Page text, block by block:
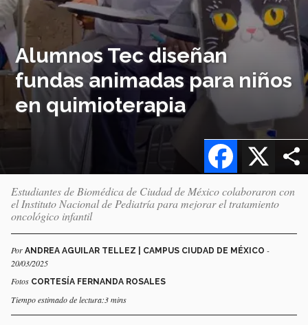
Alumnos Tec diseñan
fundas animadas para niños
en quimioterapia
X
Facebook
Estudiantes de Biomédica de Ciudad de México colaboraron con
el Instituto Nacional de Pediatría para mejorar el tratamiento
oncológico infantil
Por ANDREA AGUILAR TELLEZ | CAMPUS CIUDAD DE MÉXICO -
20/03/2025
Fotos CORTESÍA FERNANDA ROSALES
Tiempo estimado de lectura:3 mins